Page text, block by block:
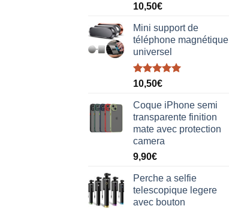
10,50€
Mini support de
téléphone magnétique
universel
Note5.00
10,50€
Coque iPhone semi
transparente finition
mate avec protection
camera
9,90€
Perche a selfie
telescopique legere
avec bouton